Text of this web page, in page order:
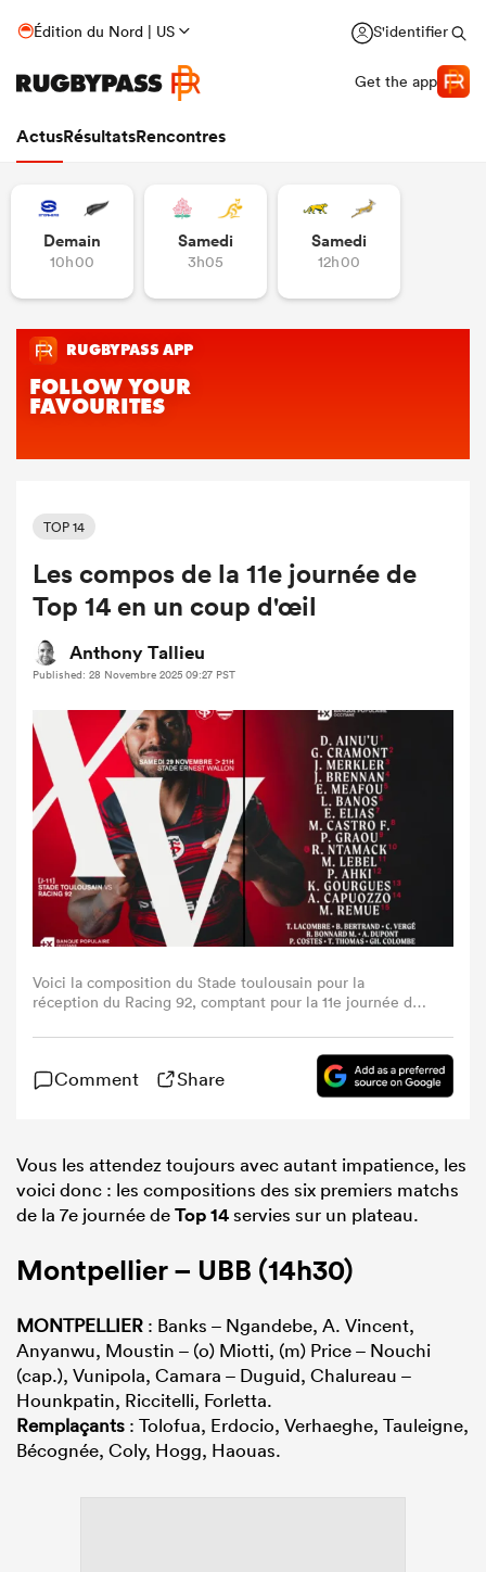
Édition du Nord | US S'identifier
Get the app
ActusRésultatsRencontres
Demain
10h00
Samedi
3h05
Samedi
12h00
TOP 14
Les compos de la 11e journée de
Top 14 en un coup d'œil
Anthony Tallieu
Published: 28 Novembre 2025 09:27 PST
Voici la composition du Stade toulousain pour la
réception du Racing 92, comptant pour la 11e journée de
rouge et noir. (Crédit image : Stade toulousain).
Comment Share
Vous les attendez toujours avec autant impatience, les
voici donc : les compositions des six premiers matchs
de la 7e journée deTop 14servies sur un plateau.
Montpellier – UBB (14h30)
MONTPELLIER : Banks – Ngandebe, A. Vincent,
Anyanwu, Moustin – (o) Miotti, (m) Price – Nouchi
(cap.), Vunipola, Camara – Duguid, Chalureau –
Hounkpatin, Riccitelli, Forletta.
Remplaçants : Tolofua, Erdocio, Verhaeghe, Tauleigne,
Bécognée, Coly, Hogg, Haouas.